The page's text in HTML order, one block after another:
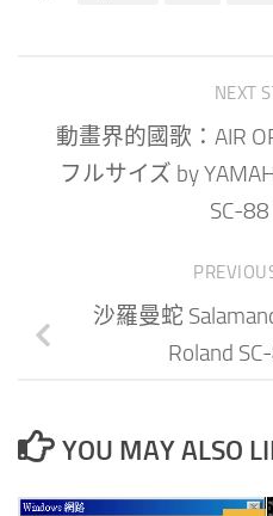
NEXT
動畫界的國歌：AIR
フルサイズ by
SC-
沙羅曼蛇
Roland
YOU MAY ALSO